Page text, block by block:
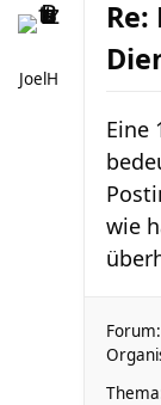
JoelH
Eine
wie
Forum: